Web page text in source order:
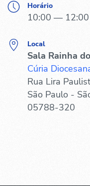
Horário
10:00 — 12:00
Local
Sala Rainha
Cúria
Rua Lira
São Paulo -
05788-320